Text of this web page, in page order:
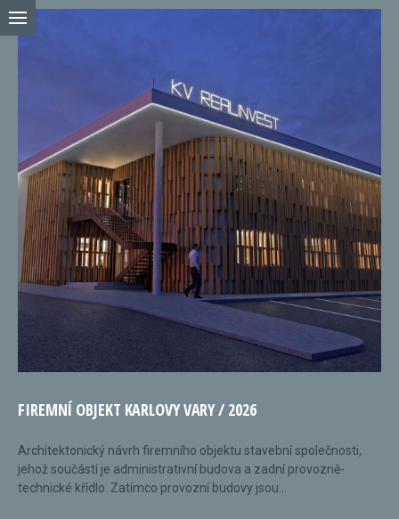
FIREMNÍ OBJEKT KARLOVY VARY / 2026
Architektonický návrh firemního objektu stavební společnosti,
jehož součástí je administrativní budova a zadní provozně-
technické křídlo. Zatímco provozní budovy jsou...